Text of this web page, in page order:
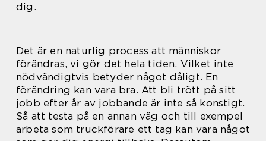
dig.
Det är en naturlig process att människor
förändras, vi gör det hela tiden. Vilket inte
nödvändigtvis betyder något dåligt. En
förändring kan vara bra. Att bli trött på sitt
jobb efter år av jobbande är inte så konstigt.
Så att testa på en annan väg och till exempel
arbeta som truckförare ett tag kan vara något